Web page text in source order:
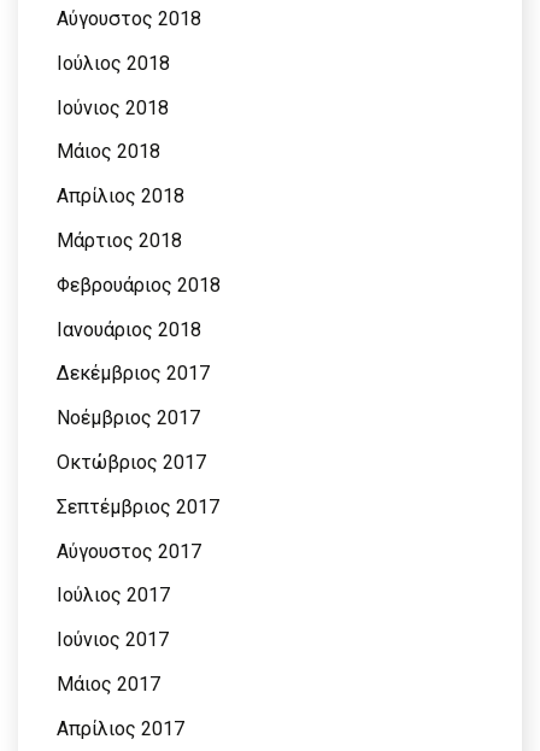
Αύγουστος 2018
Ιούλιος 2018
Ιούνιος 2018
Μάιος 2018
Απρίλιος 2018
Μάρτιος 2018
Φεβρουάριος 2018
Ιανουάριος 2018
Δεκέμβριος 2017
Νοέμβριος 2017
Οκτώβριος 2017
Σεπτέμβριος 2017
Αύγουστος 2017
Ιούλιος 2017
Ιούνιος 2017
Μάιος 2017
Απρίλιος 2017